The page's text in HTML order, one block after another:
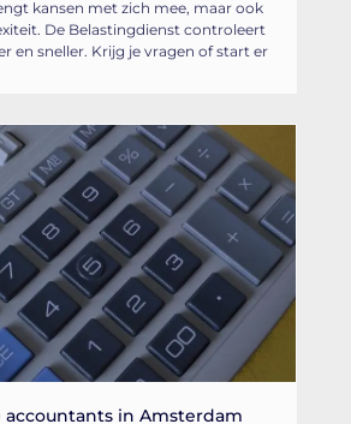
kansen met zich mee, maar ook
De Belastingdienst controleert
en sneller. Krijg je vragen of start er
accountants in Amsterdam